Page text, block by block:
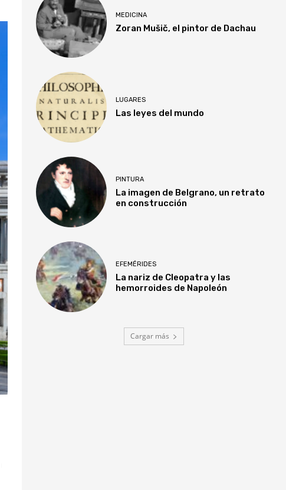
MEDICINA
Zoran Mušič, el pintor de Dachau
LUGARES
Las leyes del mundo
PINTURA
La imagen de Belgrano, un retrato
en construcción
EFEMÉRIDES
La nariz de Cleopatra y las
hemorroides de Napoleón
Cargar más